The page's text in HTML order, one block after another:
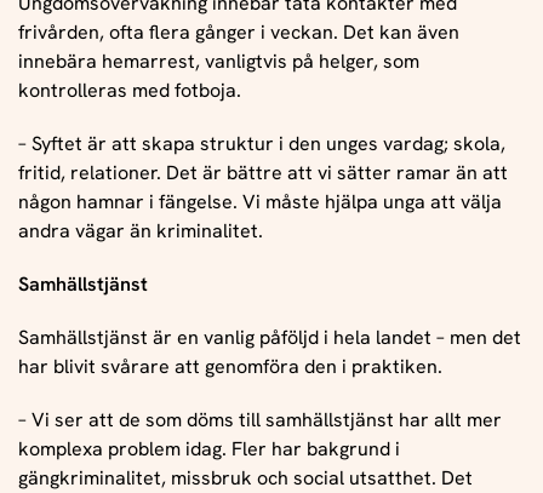
frivården, ofta flera gånger i veckan. Det kan även
innebära hemarrest, vanligtvis på helger, som
kontrolleras med fotboja.
– Syftet är att skapa struktur i den unges vardag; skola,
fritid, relationer. Det är bättre att vi sätter ramar än att
någon hamnar i fängelse. Vi måste hjälpa unga att välja
andra vägar än kriminalitet.
Samhällstjänst
Samhällstjänst är en vanlig påföljd i hela landet – men det
har blivit svårare att genomföra den i praktiken.
– Vi ser att de som döms till samhällstjänst har allt mer
komplexa problem idag. Fler har bakgrund i
gängkriminalitet, missbruk och social utsatthet. Det